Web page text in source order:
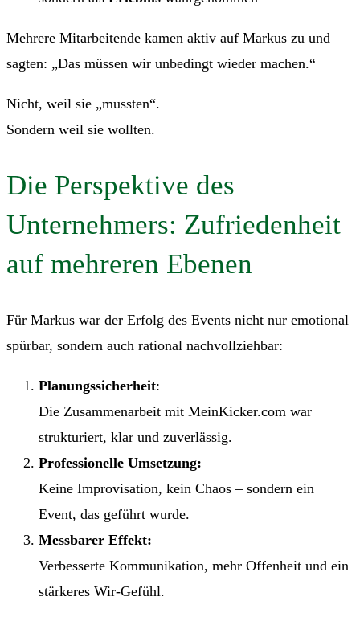
Mehrere Mitarbeitende kamen aktiv auf Markus zu und
sagten: „Das müssen wir unbedingt wieder machen.“
Nicht, weil sie „mussten“.
Sondern weil sie wollten.
Die Perspektive des
Unternehmers: Zufriedenheit
auf mehreren Ebenen
Für Markus war der Erfolg des Events nicht nur emotional
spürbar, sondern auch rational nachvollziehbar:
Planungssicherheit:
Die Zusammenarbeit mit MeinKicker.com war
strukturiert, klar und zuverlässig.
Professionelle Umsetzung:
Keine Improvisation, kein Chaos – sondern ein
Event, das geführt wurde.
Messbarer Effekt:
Verbesserte Kommunikation, mehr Offenheit und ein
stärkeres Wir-Gefühl.